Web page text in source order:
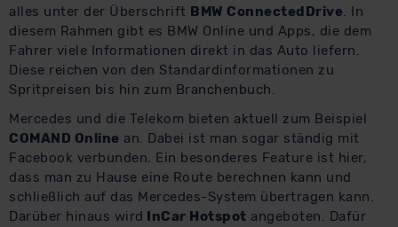
alles unter der Überschrift BMW ConnectedDrive. In
diesem Rahmen gibt es BMW Online und Apps, die dem
Fahrer viele Informationen direkt in das Auto liefern.
Diese reichen von den Standardinformationen zu
Spritpreisen bis hin zum Branchenbuch.
Mercedes und die Telekom bieten aktuell zum Beispiel
COMAND Online an. Dabei ist man sogar ständig mit
Facebook verbunden. Ein besonderes Feature ist hier,
dass man zu Hause eine Route berechnen kann und
schließlich auf das Mercedes-System übertragen kann.
Darüber hinaus wird InCar Hotspot angeboten. Dafür